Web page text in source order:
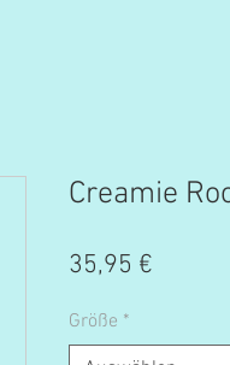
Creamie
35,95 €
Größe *